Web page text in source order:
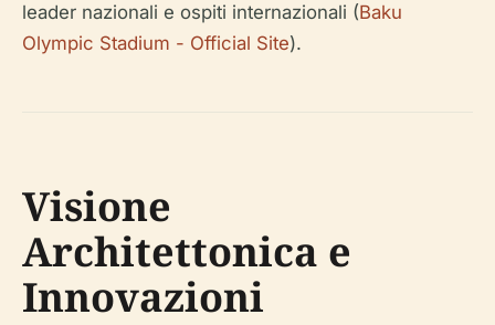
leader nazionali e ospiti internazionali (Baku
Olympic Stadium - Official Site).
Visione
Architettonica e
Innovazioni